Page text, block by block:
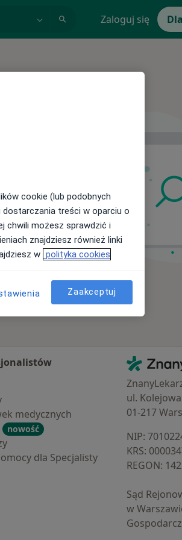
Zaloguj się
medycznych
nowość
dla Specjalisty
ZnanyLekarz -
ul.
01-217
NIP:
KRS:
REGON:
Sąd
w
cookie (lub podobnych
treści w oparciu o
chwili możesz sprawdzić i
znajdziesz również linki
w polityka cookies
Zaakceptuj